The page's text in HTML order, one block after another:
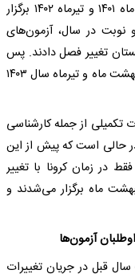
کنکور سراسری سال ۱۴۰۲ در دو بازه زمانی دی ماه ۱۴۰۱ و تیرماه ۱۴۰۲ برگزار
نوبت در سال، آزمون‌های
تغییر فصل دادند. پس
از آن کنکور سراسری سال ۱۴۰۳ در دو نوبت اردیبهشت ماه و تیرماه سال ۱۴۰۳
تکمیلی از جمله کارشناسی
حالی است که پیش از این
در زمان کرونا با تغییر
ماه برگزار می‌شدند و
آزمون‌ها
قبل در جریان تغییرات